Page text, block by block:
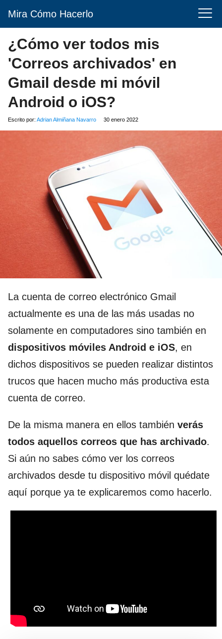
Mira Cómo Hacerlo
¿Cómo ver todos mis
'Correos archivados' en
Gmail desde mi móvil
Android o iOS?
Escrito por: Adrian Almiñana Navarro 30 enero 2022
La cuenta de correo electrónico Gmail
actualmente es una de las más usadas no
solamente en computadores sino también en
dispositivos móviles Android e iOS, en
dichos dispositivos se pueden realizar distintos
trucos que hacen mucho más productiva esta
cuenta de correo.
De la misma manera en ellos también verás
todos aquellos correos que has archivado.
Si aún no sabes cómo ver los correos
archivados desde tu dispositivo móvil quédate
aquí porque ya te explicaremos como hacerlo.